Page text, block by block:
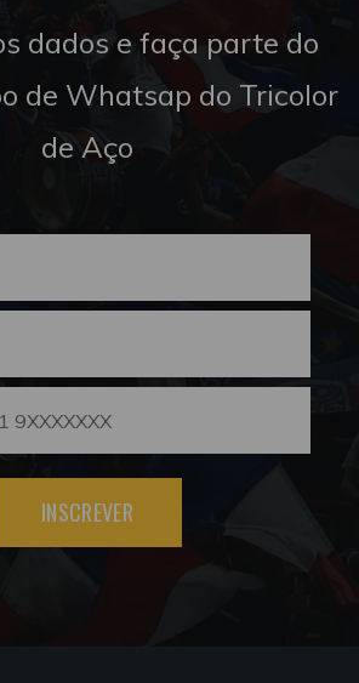
dados e faça parte do
de Whatsap do Tricolor
de Aço
INSCREVER